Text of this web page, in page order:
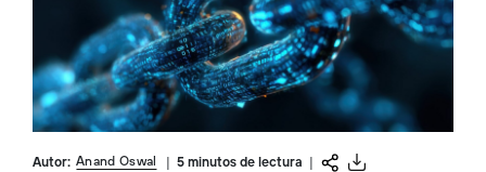
Autor: Anand Oswal 5 minutos de lectura